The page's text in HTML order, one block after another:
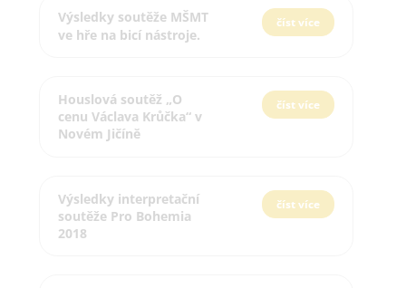
Výsledky soutěže MŠMT
ve hře na bicí nástroje.
číst více
Houslová soutěž „O
cenu Václava Krůčka“ v
Novém Jičíně
číst více
Výsledky interpretační
soutěže Pro Bohemia
2018
číst více